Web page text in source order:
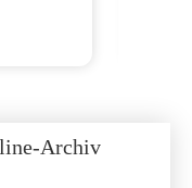
Archiv